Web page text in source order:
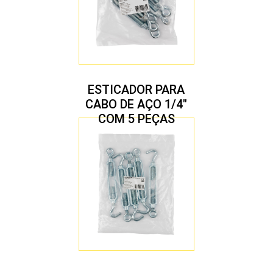
ESTICADOR PARA
CABO DE AÇO 1/4″
COM 5 PEÇAS